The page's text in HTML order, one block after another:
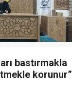
bastırmakla
korunur”